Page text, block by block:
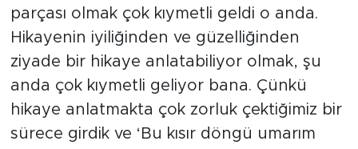
parçası olmak çok kıymetli geldi o anda.
Hikayenin iyiliğinden ve güzelliğinden
ziyade bir hikaye anlatabiliyor olmak, şu
anda çok kıymetli geliyor bana. Çünkü
hikaye anlatmakta çok zorluk çektiğimiz bir
sürece girdik ve ‘Bu kısır döngü umarım